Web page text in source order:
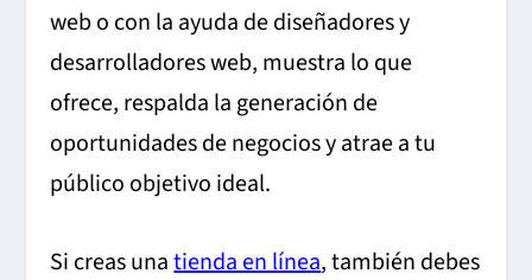
web o con la ayuda de diseñadores y
desarrolladores web, muestra lo que
ofrece, respalda la generación de
oportunidades de negocios y atrae a tu
público objetivo ideal.
Si creas unatienda en línea, también debes